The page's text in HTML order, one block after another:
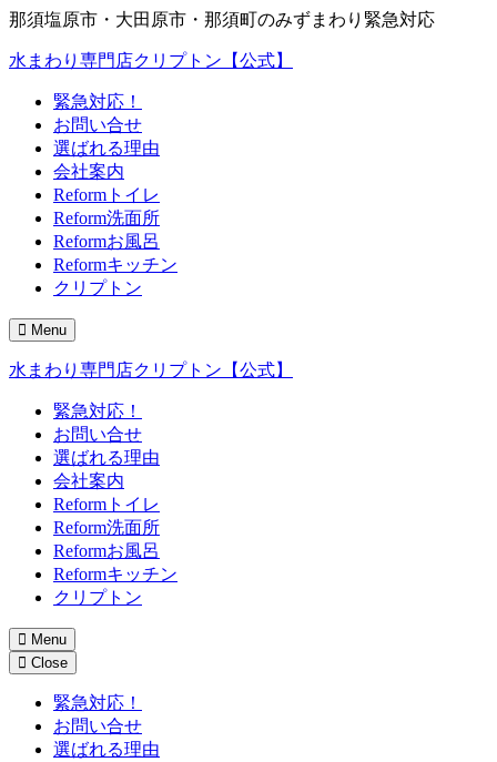
那須塩原市・大田原市・那須町のみずまわり緊急対応
水まわり専門店クリプトン【公式】
緊急対応！
お問い合せ
選ばれる理由
会社案内
Reformトイレ
Reform洗面所
Reformお風呂
Reformキッチン
クリプトン
Menu
水まわり専門店クリプトン【公式】
緊急対応！
お問い合せ
選ばれる理由
会社案内
Reformトイレ
Reform洗面所
Reformお風呂
Reformキッチン
クリプトン
Menu
Close
緊急対応！
お問い合せ
選ばれる理由